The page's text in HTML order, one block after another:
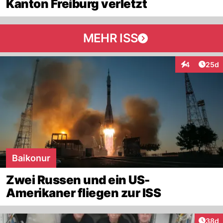
Kanton Freiburg verletzt
MEHR ISS
4
Interaktionen
25d
Baikonur
Zwei Russen und ein US-
Amerikaner fliegen zur ISS
38d